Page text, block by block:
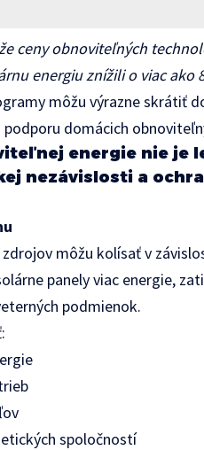
ceny obnoviteľných
energiu znížili o viac ako
môžu výrazne skrátiť
domácich
energie nie je
nezávislosti a
môžu kolísať v
panely viac energie,
podmienok.
spoločností